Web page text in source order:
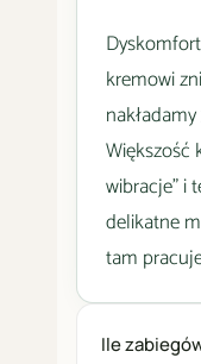
kremowi
Większość
wibracje" i
delikatne
tam
Ile